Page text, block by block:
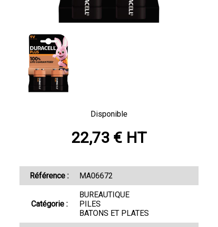
Disponible
22,73 € HT
Référence : MA06672
Catégorie :
BUREAUTIQUE
PILES
BATONS ET PLATES